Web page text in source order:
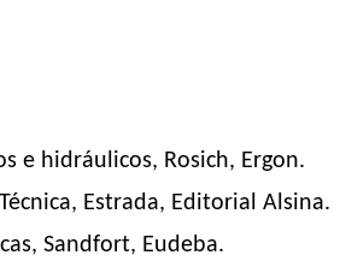
e hidráulicos, Rosich, Ergon.
Estrada, Editorial Alsina.
Sandfort, Eudeba.